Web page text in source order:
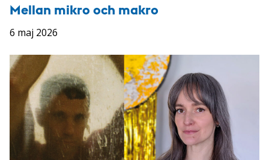
Mellan mikro och makro
6 maj 2026